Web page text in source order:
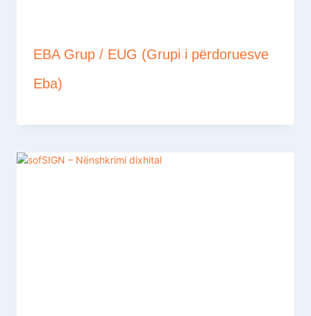
EBA Grup / EUG (Grupi i përdoruesve
Eba)